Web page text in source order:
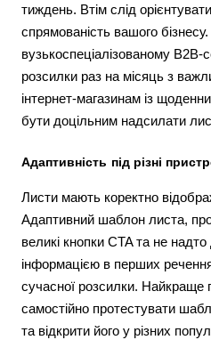
тиждень. Втім слід
спрямованість вашого
вузькоспеціалізованому B2B-
розсилки раз на місяць з
інтернет-магазинам із
бути доцільним надсилати
Адаптивність під різні
Листи мають коректно
Адаптивний шаблон листа,
великі кнопки CTA та не
інформацією в перших
сучасної розсилки. Найкраще
самостійно протестувати
та відкрити його у різних